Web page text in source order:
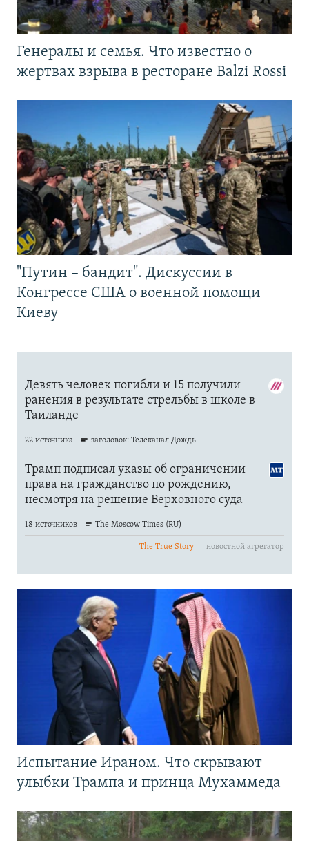
Генералы и семья. Что известно о
жертвах взрыва в ресторане Balzi Rossi
"Путин – бандит". Дискуссии в
Конгрессе США о военной помощи
Киеву
Испытание Ираном. Что скрывают
улыбки Трампа и принца Мухаммеда